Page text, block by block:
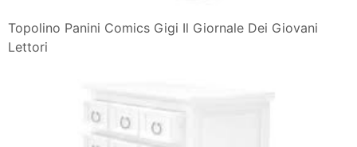
Topolino Panini Comics Gigi Il Giornale Dei Giovani
Lettori